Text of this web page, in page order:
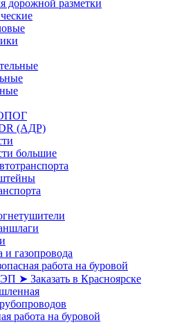
дорожной разметки
(АДР)
большие
и газопровода
работа на буровой
➤ Заказать в Красноярске
работа на буровой